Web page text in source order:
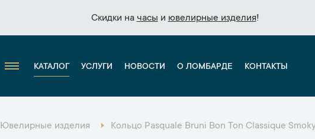
Скидки на часы и ювелирные изделия!
Скидки на часы и ювелирные изделия!
КАТАЛОГ УСЛУГИ НОВОСТИ О ЛОМБАРДЕ КОНТАКТЫ
Ювелирные изделия Кольцо Pasquale Bruni Bon Ton Classique